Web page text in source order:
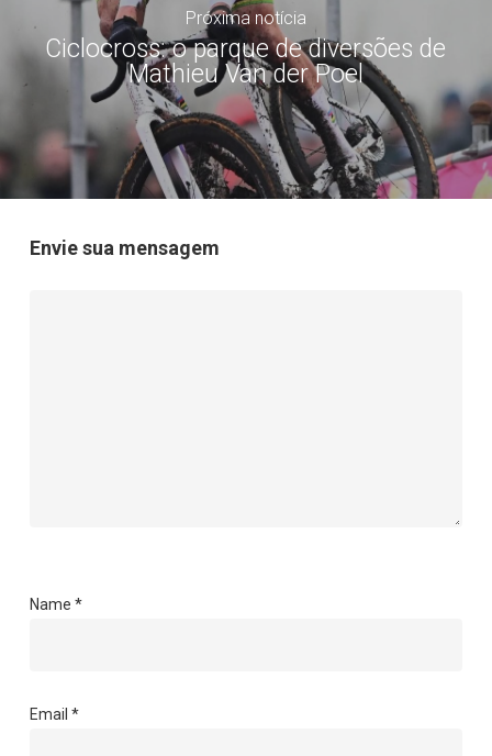
Próxima notícia
Ciclocross: o parque de diversões de
Mathieu Van der Poel
Envie sua mensagem
Name *
Email *